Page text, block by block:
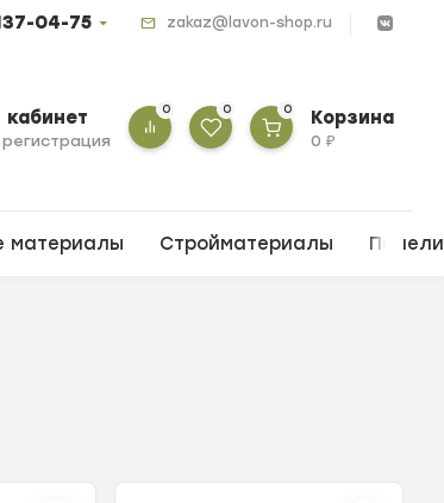
04-75 zakaz@lavon-shop.ru
регистрация
0 0 0 Корзина
0₽
материалы Стройматериалы